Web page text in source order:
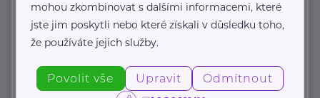
Zobrazit přehled společností
mohou zkombinovat s dalšími informacemi, které
jste jim poskytli nebo které získali v důsledku toho,
že používáte jejich služby.
Povolit vše Upravit Odmítnout